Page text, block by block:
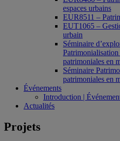
espaces urbains
EUR8511 –
EUT1065 –
urbain
Séminaire
Patrimonialisation
patrimoniales en
Séminaire
patrimoniales en
Événements
Introduction |
Actualités
Projets